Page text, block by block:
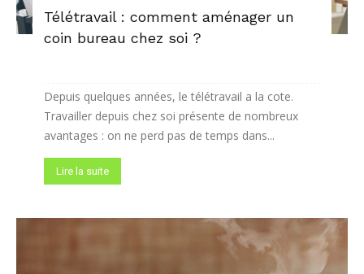
Télétravail : comment aménager un
coin bureau chez soi ?
Depuis quelques années, le télétravail a la cote.
Travailler depuis chez soi présente de nombreux
avantages : on ne perd pas de temps dans...
Lire la suite